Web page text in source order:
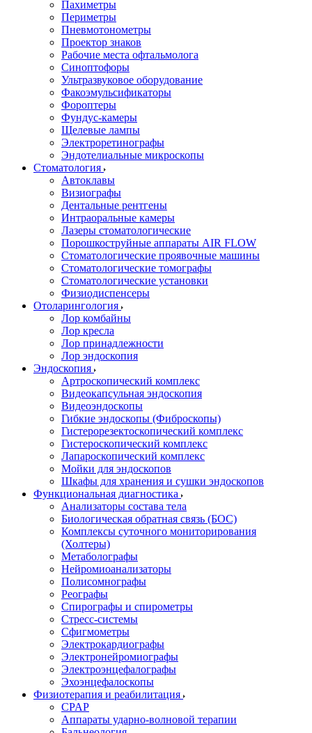
Пахиметры
Периметры
Пневмотонометры
Проектор знаков
Рабочие места офтальмолога
Синоптофоры
Ультразвуковое оборудование
Факоэмульсификаторы
Фороптеры
Фундус-камеры
Щелевые лампы
Электроретинографы
Эндотелиальные микроскопы
Стоматология
Автоклавы
Визиографы
Дентальные рентгены
Интраоральные камеры
Лазеры стоматологические
Порошкоструйные аппараты AIR FLOW
Стоматологические проявочные машины
Стоматологические томографы
Стоматологические установки
Физиодиспенсеры
Отоларингология
Лор комбайны
Лор кресла
Лор принадлежности
Лор эндоскопия
Эндоскопия
Артроскопический комплекс
Видеокапсульная эндоскопия
Видеоэндоскопы
Гибкие эндоскопы (Фиброcкопы)
Гистерорезектоскопический комплекс
Гистероскопический комплекс
Лапароскопический комплекс
Мойки для эндоскопов
Шкафы для хранения и сушки эндоскопов
Функциональная диагностика
Анализаторы состава тела
Биологическая обратная связь (БОС)
Комплексы суточного мониторирования
(Холтеры)
Метаболографы
Нейромиоанализаторы
Полисомнографы
Реографы
Спирографы и спирометры
Стресс-системы
Сфигмометры
Электрокардиографы
Электронейромиографы
Электроэнцефалографы
Эхоэнцефалоскопы
Физиотерапия и реабилитация
CPAP
Аппараты ударно-волновой терапии